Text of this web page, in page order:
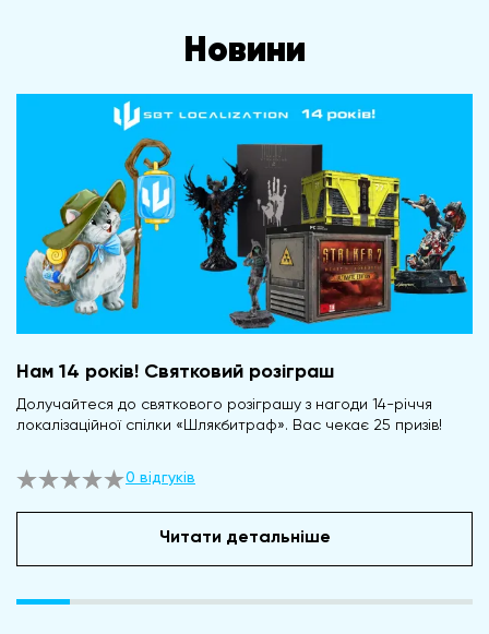
Новини
Нам 14 років! Святковий розіграш
Долучайтеся до святкового розіграшу з нагоди 14-річчя
локалізаційної спілки «Шлякбитраф». Вас чекає 25 призів!
0 відгуків
Читати детальніше